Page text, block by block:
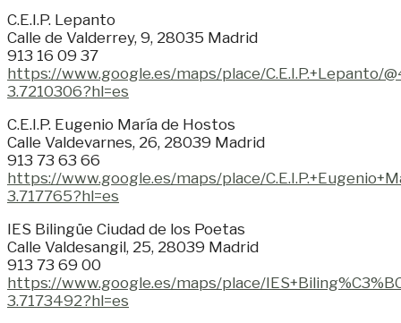
C.E.I.P. Lepanto
Calle de Valderrey, 9, 28035 Madrid
913 16 09 37
https://www.google.es/maps/place/
3.7210306?hl=es
C.E.I.P. Eugenio María de Hostos
Calle Valdevarnes, 26, 28039 Madrid
913 73 63 66
https://www.google.es/maps/place/
3.717765?hl=es
IES Bilingüe Ciudad de los Poetas
Calle Valdesangil, 25, 28039 Madrid
913 73 69 00
https://www.google.es/maps/place/
3.7173492?hl=es